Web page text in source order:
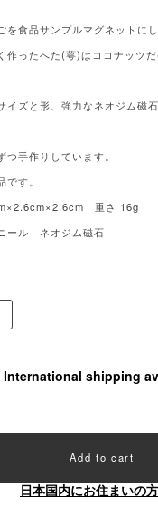
を食品サンプルマグネットにし
作ったへた(萼)はココナッツ
イズと形、強力なネオジム磁
つ手作りしています。
す。
重さ 16g
ール ネオジム磁石
International shipping
Add to cart
日本国内にお住まいの